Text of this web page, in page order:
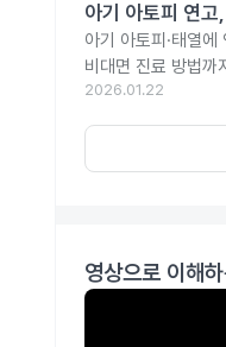
아기 아토피 연
아기 아토피·태열
비대면 진료 방법까
2026.01.22
영상으로 이해